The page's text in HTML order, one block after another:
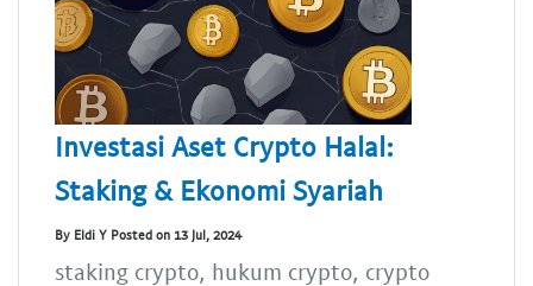
Investasi Aset Crypto Halal:
Staking & Ekonomi Syariah
By Eldi Y Posted on 13 Jul, 2024
staking crypto, hukum crypto, crypto